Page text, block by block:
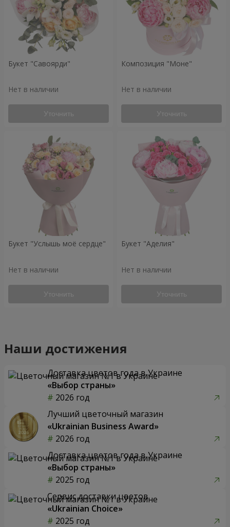
Букет "Савоярди"
Нет в наличии
Уточнить
Композиция "Моне"
Нет в наличии
Уточнить
Букет "Услышь моё сердце"
Нет в наличии
Уточнить
Букет "Аделия"
Нет в наличии
Уточнить
Наши достижения
Доставка цветов года в Украине
«Выбор страны»
2026 год
Лучший цветочный магазин
«Ukrainian Business Award»
2026 год
Доставка цветов года в Украине
«Выбор страны»
2025 год
Сервис доставки цветов
«Ukrainian Choice»
2025 год